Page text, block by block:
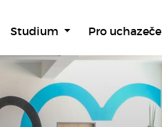
Studium Pro uchazeče